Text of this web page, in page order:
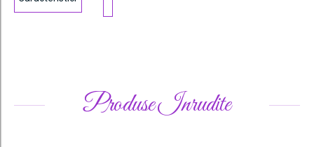
Produse Inrudite